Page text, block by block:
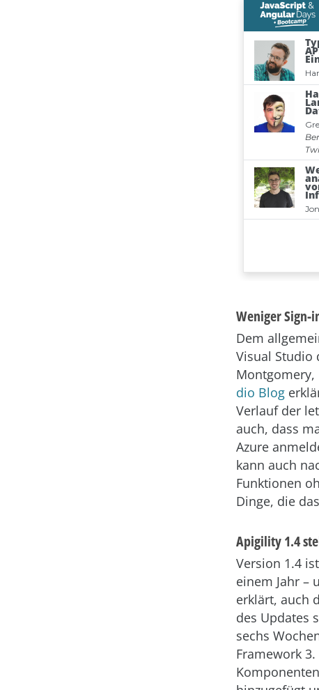
Weniger Sign-
Dem
Visual Studio
dio Blog
Verlauf der
auch, dass
Azure
kann auch
Funktionen
Dinge, die
Apigility 1.4
Version 1.4
einem Jahr –
erklärt, auch
des Updates
sechs
Framework